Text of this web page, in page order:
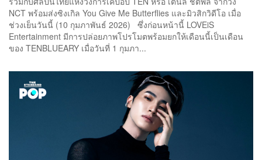
NCT พร้อมส่งซิงเกิล You Give Me Butterflies และมิวสิกวิดีโอ เมื่อ
ช่วงเย็นวันนี้ (10 กุมภาพันธ์ 2026) ซึ่งก่อนหน้านี้ LOVEiS
Entertainment มีการปล่อยภาพโปรโมตพร้อมยกให้เดือนนี้เป็นเดือน
ของ TENBLUEARY เมื่อวันที่ 1 กุมภา...